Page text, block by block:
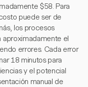
$58. Para
puede ser de
los procesos
aproximadamente el
errores. Cada error
18 minutos para
y el potencial
manual de